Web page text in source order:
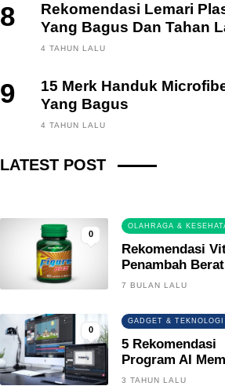
8
Rekomendasi Lemari
Yang Bagus Dan Tahan
4 TAHUN LALU
9
15 Merk Handuk
Yang Bagus
4 TAHUN LALU
LATEST POST
FINANCE, INVESTING
2 BULAN LALU
0
OLAHRAGA &
Rekomendasi
Penambah
Terbaik
7 BULAN LALU
0
GADGET & TEKNOLOGI
5 Rekomendasi
Program AI
Gambar Kartun
3 TAHUN LALU